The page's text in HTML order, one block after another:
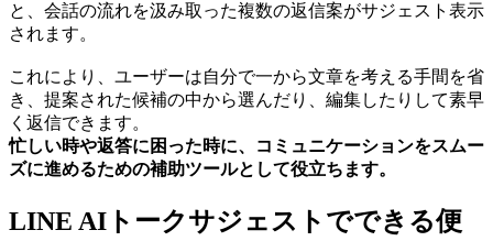
と、会話の流れを汲み取った複数の返信案がサジェスト表示
されます。
これにより、ユーザーは自分で一から文章を考える手間を省
き、提案された候補の中から選んだり、編集したりして素早
く返信できます。
忙しい時や返答に困った時に、コミュニケーションをスムー
ズに進めるための補助ツールとして役立ちます。
LINE AIトークサジェストでできる便